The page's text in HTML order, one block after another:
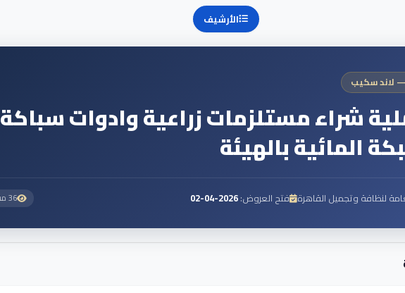
الأرشيف
لاند سكيب
شراء مستلزمات زراعية وادوات سباكة
المائية بالهيئة
لنظافة وتجميل القاهرة فتح العروض:2026-04-02 36 مشاهدة